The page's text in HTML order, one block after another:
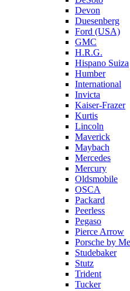
Devon
Duesenberg
Ford (USA)
GMC
H.R.G.
Hispano Suiza
Humber
International
Invicta
Kaiser-Frazer
Kurtis
Lincoln
Maverick
Maybach
Mercedes
Mercury
Oldsmobile
OSCA
Packard
Peerless
Pegaso
Pierce Arrow
Porsche by
Studebaker
Stutz
Trident
Tucker